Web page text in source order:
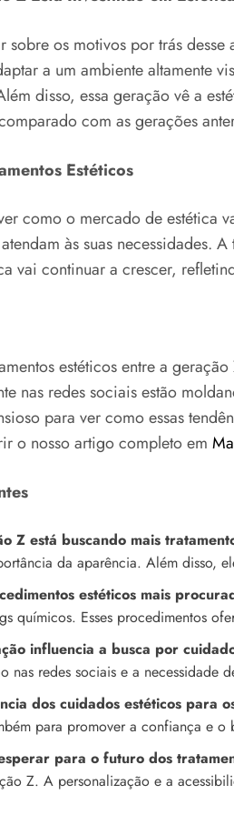
sobre os motivos por trás
a um ambiente altamente
disso, essa geração vê a
com as gerações
Estéticos
como o mercado de estética
às suas necessidades.
vai continuar a crescer,
estéticos entre a
nas redes sociais estão
para ver como essas
o nosso artigo completo em
Z está buscando mais
da aparência. Além disso,
estéticos mais
químicos. Esses procedimentos
influencia a busca por
nas redes sociais e a necessidade
dos cuidados estéticos para
para promover a confiança e
para o futuro dos
Z. A personalização e a